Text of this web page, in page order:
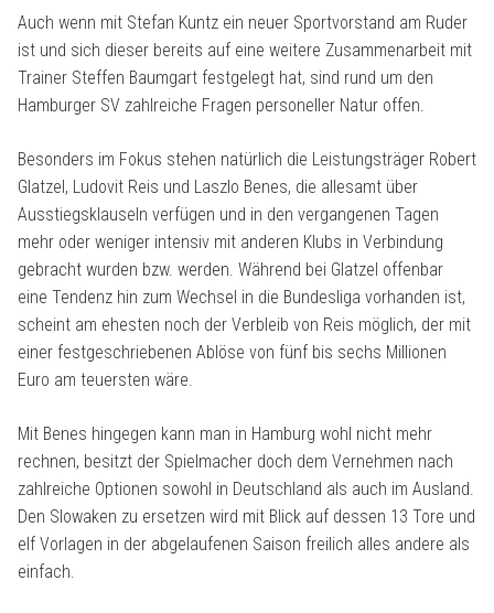
Auch wenn mit Stefan Kuntz ein neuer Sportvorstand am Ruder
ist und sich dieser bereits auf eine weitere Zusammenarbeit mit
Trainer Steffen Baumgart festgelegt hat, sind rund um den
Hamburger SV zahlreiche Fragen personeller Natur offen.
Besonders im Fokus stehen natürlich die Leistungsträger Robert
Glatzel, Ludovit Reis und Laszlo Benes, die allesamt über
Ausstiegsklauseln verfügen und in den vergangenen Tagen
mehr oder weniger intensiv mit anderen Klubs in Verbindung
gebracht wurden bzw. werden. Während bei Glatzel offenbar
eine Tendenz hin zum Wechsel in die Bundesliga vorhanden ist,
scheint am ehesten noch der Verbleib von Reis möglich, der mit
einer festgeschriebenen Ablöse von fünf bis sechs Millionen
Euro am teuersten wäre.
Mit Benes hingegen kann man in Hamburg wohl nicht mehr
rechnen, besitzt der Spielmacher doch dem Vernehmen nach
zahlreiche Optionen sowohl in Deutschland als auch im Ausland.
Den Slowaken zu ersetzen wird mit Blick auf dessen 13 Tore und
elf Vorlagen in der abgelaufenen Saison freilich alles andere als
einfach.